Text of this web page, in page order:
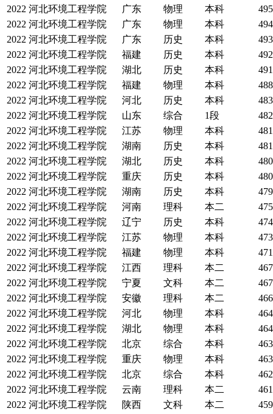
2022 河北环境工程学院 广东 物理 本科
495
2022 河北环境工程学院 广东 物理 本科
494
2022 河北环境工程学院 广东 历史 本科
493
2022 河北环境工程学院 福建 历史 本科
492
2022 河北环境工程学院 湖北 历史 本科
491
2022 河北环境工程学院 福建 物理 本科
488
2022 河北环境工程学院 河北 历史 本科
483
2022 河北环境工程学院 山东 综合 1段
482
2022 河北环境工程学院 江苏 物理 本科
481
2022 河北环境工程学院 湖南 历史 本科
481
2022 河北环境工程学院 湖北 历史 本科
480
2022 河北环境工程学院 重庆 历史 本科
480
2022 河北环境工程学院 湖南 历史 本科
479
2022 河北环境工程学院 河南 理科 本二
475
2022 河北环境工程学院 辽宁 历史 本科
474
2022 河北环境工程学院 江苏 物理 本科
473
2022 河北环境工程学院 福建 物理 本科
471
2022 河北环境工程学院 江西 理科 本二
467
2022 河北环境工程学院 宁夏 文科 本二
467
2022 河北环境工程学院 安徽 理科 本二
466
2022 河北环境工程学院 河北 物理 本科
464
2022 河北环境工程学院 湖北 物理 本科
464
2022 河北环境工程学院 北京 综合 本科
463
2022 河北环境工程学院 重庆 物理 本科
463
2022 河北环境工程学院 北京 综合 本科
462
2022 河北环境工程学院 云南 理科 本二
461
2022 河北环境工程学院 陕西 文科 本二
459